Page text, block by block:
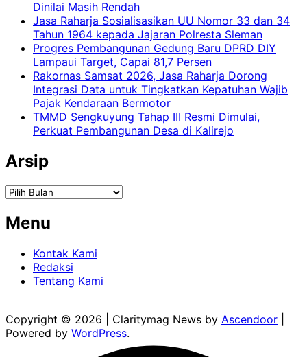
Dinilai Masih Rendah
Jasa Raharja Sosialisasikan UU Nomor 33 dan 34
Tahun 1964 kepada Jajaran Polresta Sleman
Progres Pembangunan Gedung Baru DPRD DIY
Lampaui Target, Capai 81,7 Persen
Rakornas Samsat 2026, Jasa Raharja Dorong
Integrasi Data untuk Tingkatkan Kepatuhan Wajib
Pajak Kendaraan Bermotor
TMMD Sengkuyung Tahap III Resmi Dimulai,
Perkuat Pembangunan Desa di Kalirejo
Arsip
Arsip
Menu
Kontak Kami
Redaksi
Tentang Kami
Copyright © 2026 | Claritymag News by Ascendoor
Powered by WordPress.